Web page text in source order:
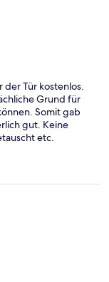
der Tür kostenlos.
Grund für
Somit gab
gut. Keine
etc.
der Bar es
alles was